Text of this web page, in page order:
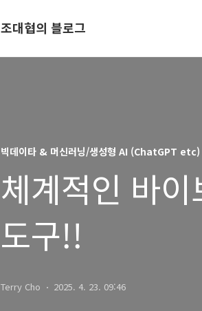
조대협의 블로그
빅데이타 & 머신러닝/생성형 AI (ChatGPT etc)
체계적인 바
도구!!
Terry Cho 2025. 4. 23. 09:46